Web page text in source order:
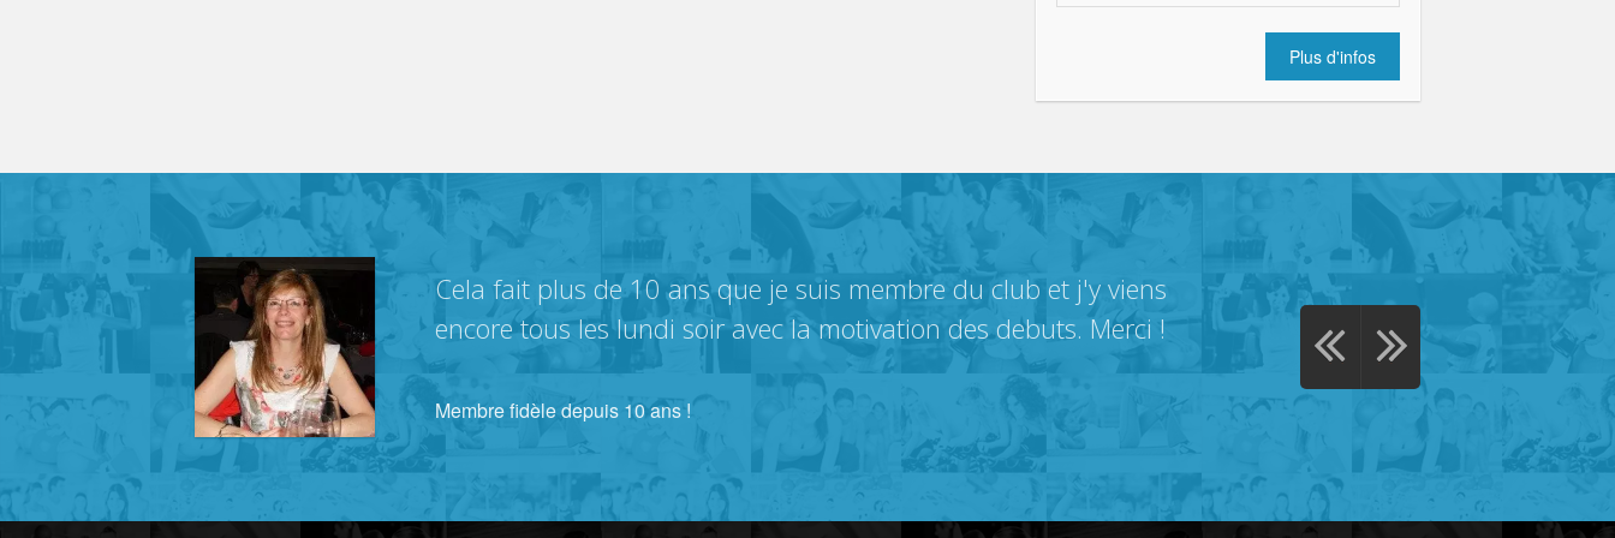
Plus d'infos
Cela fait plus de 10 ans que je suis membre du club et j'y viens
encore tous les lundi soir avec la motivation des debuts. Merci !
Membre fidèle depuis 10 ans !